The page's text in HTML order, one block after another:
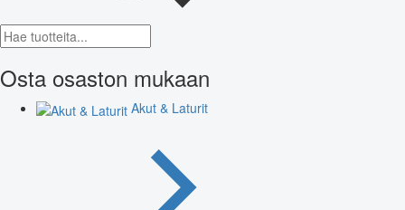
Osta osaston mukaan
Akut & Laturit